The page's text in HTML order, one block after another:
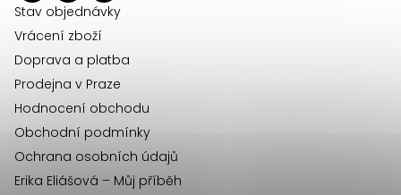
Stav objednávky
Vrácení zboží
Doprava a platba
Prodejna v Praze
Hodnocení obchodu
Obchodní podmínky
Ochrana osobních údajů
Erika Eliášová – Můj příběh